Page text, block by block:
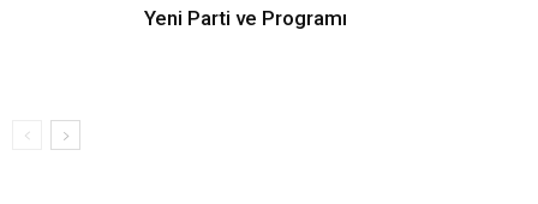
Yeni Parti ve Programı